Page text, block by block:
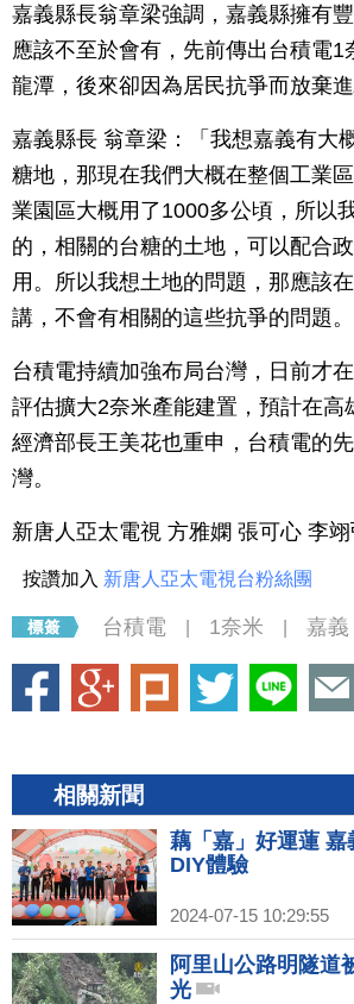
嘉義縣長翁章梁強調，嘉義縣擁有
應該不至於會有，先前傳出台積電1
龍潭，後來卻因為居民抗爭而放棄進
嘉義縣長 翁章梁：「我想嘉義有大
糖地，那現在我們大概在整個工業
業園區大概用了1000多公頃，所以
的，相關的台糖的土地，可以配合
用。所以我想土地的問題，那應該
講，不會有相關的這些抗爭的問題。
台積電持續加強布局台灣，日前才
評估擴大2奈米產能建置，預計在高
經濟部長王美花也重申，台積電的
灣。
新唐人亞太電視 方雅嫻 張可心 李
按讚加入 新唐人亞太電視台粉絲團
台積電 1奈米 嘉義
相關新聞
藕「嘉」好運蓮
DIY體驗
2024-07-15 10:29:55
阿里山公路明隧道
光